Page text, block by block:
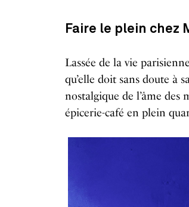
Faire le plein chez
Lassée de la vie
qu’elle doit sans doute à
nostalgique de l’âme des
épicerie-café en plein